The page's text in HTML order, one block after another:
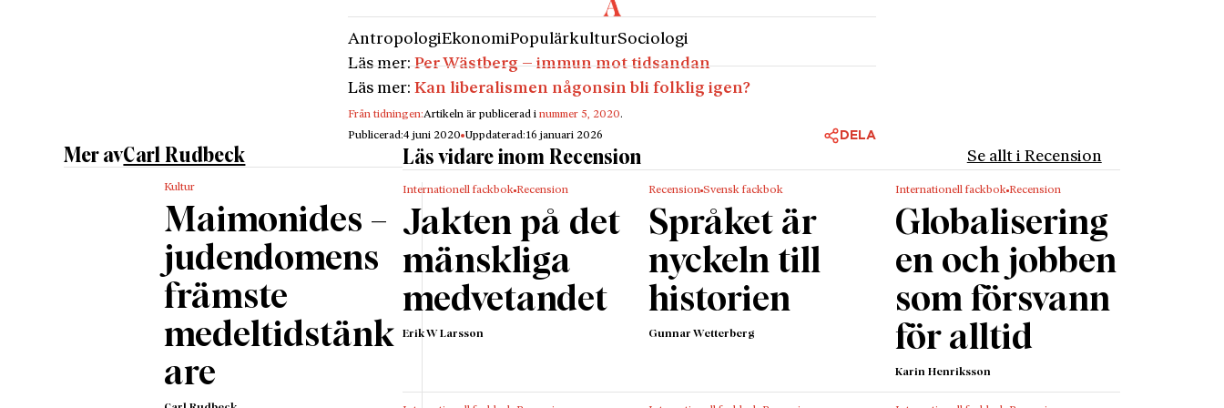
kallade promotorer, med få undantag män, vars uppgift är att se till att
klubbarna hela tiden omges av många vackra unga flickor.
”När flickorna väl var installerade vid sitt bord blev deras främsta
uppgift att se till att männen hade så kul att de hela tiden beställde nya
Bland dessa skönheter finns en hierarki där fotomodellerna står högst,
under dem kommer så kallade goda civilister, och därefter civilister
civilisterna värdelösa; de är alla kvinnor äldre än 30 år, kortare än 170
centimeter och större än 36 i klädstorlek. Den som inte är åtminstone
en god civilist är inte tillräckligt dekorativ och får alltså vända i
dörren.
När fotomodellerna är inne på klubben är deras uppgift att ha roligt
eller i alla fall ge sken av att ha roligt. De får ju gratis det som andra
åtminstone till en början, en ofta lycklig förening av nytta och nöja.
AntropologiEkonomiPopulärkulturSociologi
Läs mer:Per Wästberg – immun mot tidsandan
Läs mer:Kan liberalismen någonsin bli folklig igen?
Från tidningen:Artikeln är publicerad inummer 5, 2020.
Publicerad:4 juni 2020 Uppdaterad:16 januari 2026 DELA
Mer avCarl Rudbeck
Kultur
Maimonides –
judendomens
främste
medeltidstänk
are
Läs vidare inom Recension Se allt i Recension
Internationell fackbok Recension
Jakten på det
mänskliga
medvetandet
Erik W Larsson
Recension Svensk fackbok
Språket är
nyckeln till
historien
Gunnar Wetterberg
Internationell fackbok Recension
Globalisering
en och jobben
som försvann
för alltid
Karin Henriksson